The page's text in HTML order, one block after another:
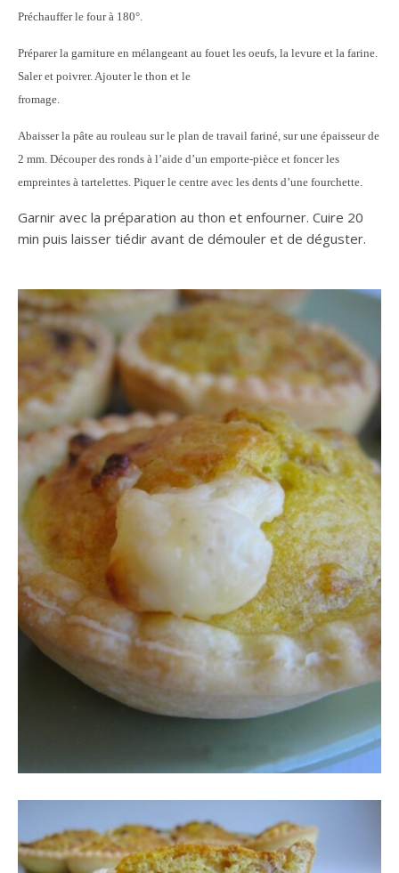
Préchauffer le four à 180°.
Préparer la garniture en mélangeant au fouet les oeufs, la levure et la farine.
Saler et poivrer. Ajouter le thon et le
fromage.
Abaisser la pâte au rouleau sur le plan de travail fariné, sur une épaisseur de
2 mm. Découper des ronds à l’aide d’un emporte-pièce et foncer les
empreintes à tartelettes. Piquer le centre avec les dents d’une fourchette.
Garnir avec la préparation au thon et enfourner. Cuire 20
min puis laisser tiédir avant de démouler et de déguster.